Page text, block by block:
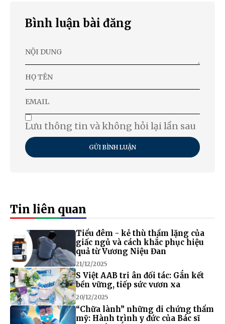
Bình luận bài đăng
Lưu thông tin và không hỏi lại lần sau
GỬI BÌNH LUẬN
Tin liên quan
Tiểu đêm - kẻ thù thầm lặng của
giấc ngủ và cách khắc phục hiệu
quả từ Vương Niệu Đan
21/12/2025
S Việt AAB tri ân đối tác: Gắn kết
bền vững, tiếp sức vươn xa
20/12/2025
“Chữa lành” những di chứng thẩm
mỹ: Hành trình y đức của Bác sĩ